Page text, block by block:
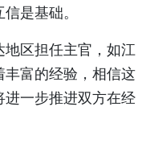
是基础。
区担任主官，如江
富的经验，相信这
一步推进双方在经